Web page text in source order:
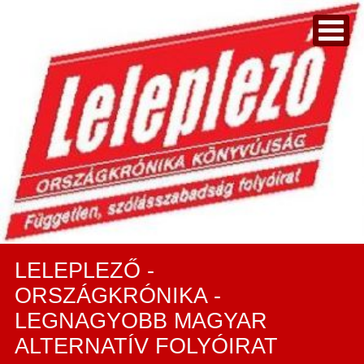
LELEPLEZŐ -
ORSZÁGKRÓNIKA -
LEGNAGYOBB MAGYAR
ALTERNATÍV FOLYÓIRAT